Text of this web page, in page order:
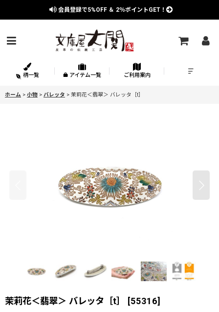
会員登録で5%OFF ＆ 2％ポイントGET！
柄一覧 アイテム一覧 ご利用案内
ホーム > 小物 > バレッタ > 茉莉花＜翡翠＞ バレッタ［t］
茉莉花＜翡翠＞ バレッタ［t］ [55316]